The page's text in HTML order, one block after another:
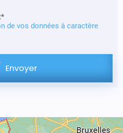
de vos données à caractère
Envoyer